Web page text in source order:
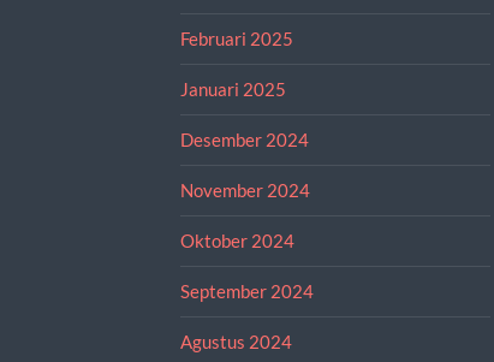
Februari 2025
Januari 2025
Desember 2024
November 2024
Oktober 2024
September 2024
Agustus 2024